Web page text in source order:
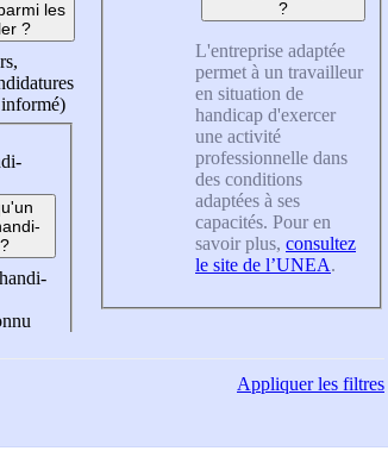
les
?
?
L'entreprise adaptée
permet à un travailleur
en situation de
handicap d'exercer
une activité
professionnelle dans
des conditions
adaptées à ses
capacités. Pour en
savoir plus, consultez
le site de l’UNEA.
Appliquerles filtres